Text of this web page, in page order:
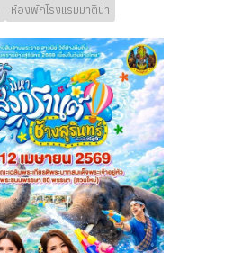
ห้องพักโรงแรมมาติน่า